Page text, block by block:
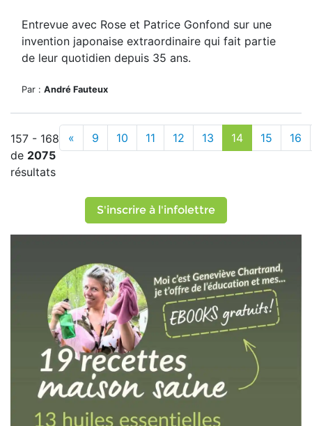
Entrevue avec Rose et Patrice Gonfond sur une
invention japonaise extraordinaire qui fait partie
de leur quotidien depuis 35 ans.
Par : André Fauteux
157 - 168
de 2075
résultats
« 9 10 11 12 13 14 15 16
S'inscrire à l'infolettre